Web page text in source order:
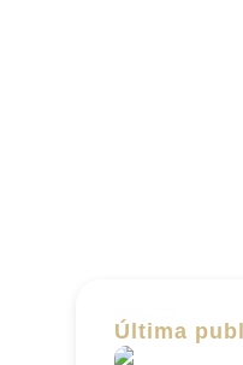
Última